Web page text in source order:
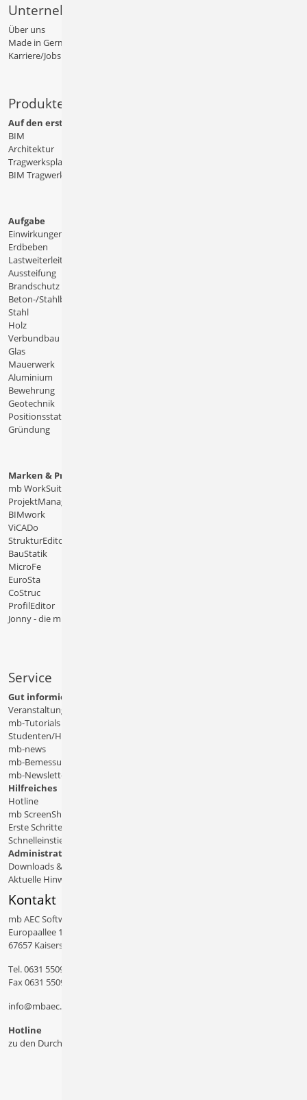
Unternehmen
Über uns
Made in Germany
Karriere/Jobs
Produkte
Auf den ersten Blick
BIM
Architektur
Tragwerksplanung
BIM Tragwerksplanung
Aufgabe
Einwirkungen
Erdbeben
Lastweiterleitung
Aussteifung
Brandschutz
Beton-/Stahlbeton
Stahl
Holz
Verbundbau
Glas
Mauerwerk
Aluminium
Bewehrung
Geotechnik
Positionsstatik
Gründung
Marken & Produkte
mb WorkSuite
ProjektManager
BIMwork
ViCADo
StrukturEditor
BauStatik
MicroFe
EuroSta
CoStruc
ProfilEditor
Jonny - die mb-App
Service
Gut informiert
Veranstaltungen
mb-Tutorials
Studenten/Hochschule
mb-news
mb-Bemessungstafeln
mb-Newsletter
Hilfreiches
Hotline
mb ScreenShare
Erste Schritte
Schnelleinstiege & Doku
Administratives
Downloads & Patches
Aktuelle Hinweise
Kontakt
mb AEC Software GmbH
Europaallee 14
67657 Kaiserslautern
Tel.0631 550999 11
Fax 0631 550999 20
info@mbaec.de
Hotline
zu den Durchwahlen